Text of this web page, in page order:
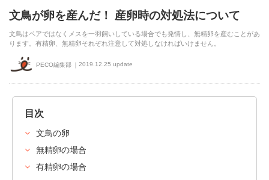
文鳥が卵を産んだ！ 産卵時の対処法について
文鳥はペアではなくメスを一羽飼いしている場合でも発情し、無精卵を産むことがあ
ります。有精卵、無精卵それぞれ注意して対処しなければいけません。
PECO編集部 2019.12.25 update
目次
文鳥の卵
無精卵の場合
有精卵の場合